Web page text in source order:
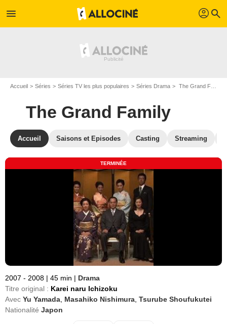
menu profil search
Accueil Séries Séries TV les plus populaires Séries Drama The Grand Family
The Grand Family
Accueil Saisons et Episodes Casting Streaming
TERMINÉE
2007 - 2008 | 45 min | Drama
Titre original : Karei naru Ichizoku
Avec Yu Yamada Masahiko Nishimura Tsurube Shoufukutei
Nationalité Japon